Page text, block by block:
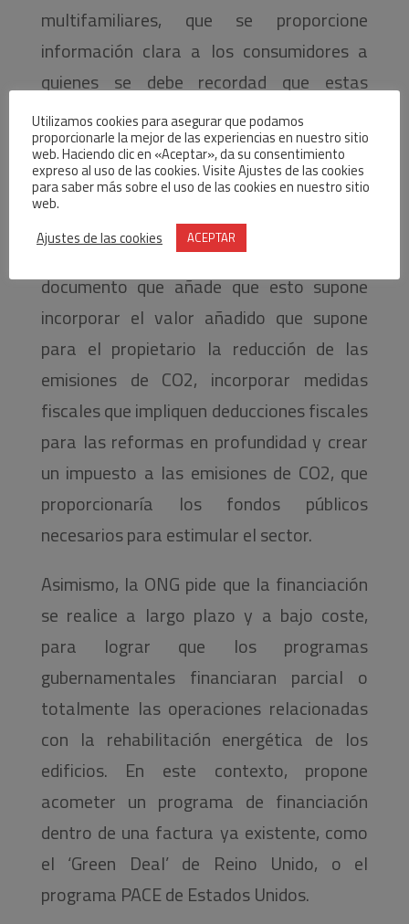
multifamiliares, que se proporcione
información clara a los consumidores a
quienes se debe recordad que estas
rehabilitaciones también mejoran la salud
y el confort de los ciudadanos, que
aumentan su productividad laboral.
«Es imprescindible mejorar los aspectos
económicos de las reformas», subraya el
documento que añade que esto supone
incorporar el valor añadido que supone
para el propietario la reducción de las
emisiones de CO2, incorporar medidas
fiscales que impliquen deducciones fiscales
para las reformas en profundidad y crear
un impuesto a las emisiones de CO2, que
proporcionaría los fondos públicos
necesarios para estimular el sector.
Asimismo, la ONG pide que la financiación
se realice a largo plazo y a bajo coste,
para lograr que los programas
gubernamentales financiaran parcial o
totalmente las operaciones relacionadas
con la rehabilitación energética de los
edificios. En este contexto, propone
acometer un programa de financiación
dentro de una factura ya existente, como
el ‘Green Deal’ de Reino Unido, o el
programa PACE de Estados Unidos.
Utilizamos cookies para asegurar que podamos
proporcionarle la mejor de las experiencias en nuestro sitio
web. Haciendo clic en «Aceptar», da su consentimiento
expreso al uso de las cookies. Visite Ajustes de las cookies
para saber más sobre el uso de las cookies en nuestro sitio
web.
Ajustes de las cookies
ACEPTAR